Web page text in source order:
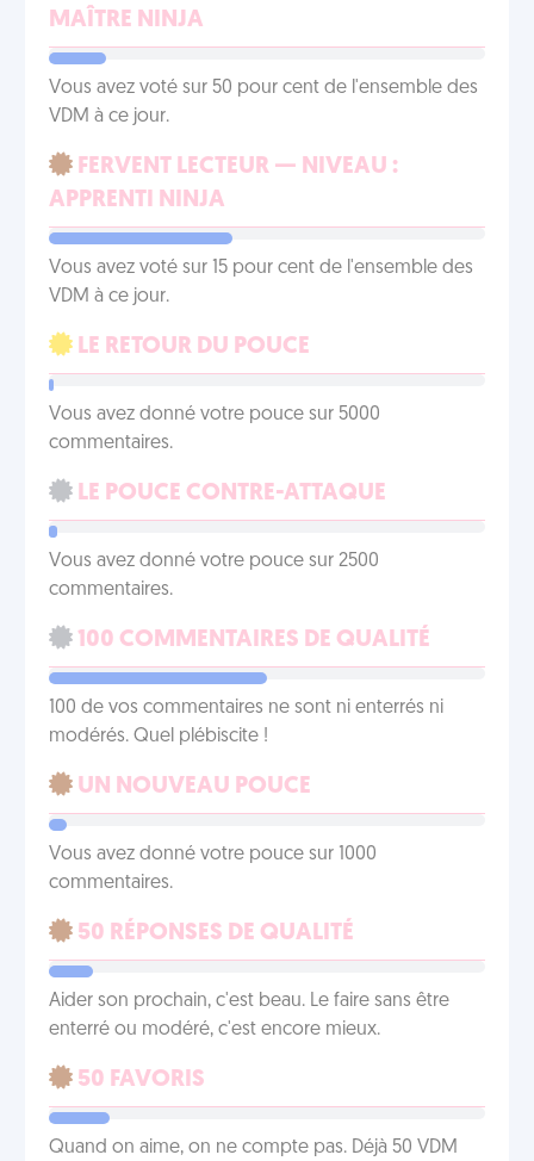
MAÎTRE NINJA
Vous avez voté sur 50 pour cent de l'ensemble des
VDM à ce jour.
FERVENT LECTEUR — NIVEAU :
APPRENTI NINJA
Vous avez voté sur 15 pour cent de l'ensemble des
VDM à ce jour.
LE RETOUR DU POUCE
Vous avez donné votre pouce sur 5000
commentaires.
LE POUCE CONTRE-ATTAQUE
Vous avez donné votre pouce sur 2500
commentaires.
100 COMMENTAIRES DE QUALITÉ
100 de vos commentaires ne sont ni enterrés ni
modérés. Quel plébiscite !
UN NOUVEAU POUCE
Vous avez donné votre pouce sur 1000
commentaires.
50 RÉPONSES DE QUALITÉ
Aider son prochain, c'est beau. Le faire sans être
enterré ou modéré, c'est encore mieux.
50 FAVORIS
Quand on aime, on ne compte pas. Déjà 50 VDM